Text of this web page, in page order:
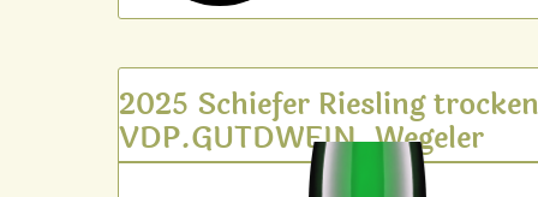
2025 Schiefer Riesling
VDP.GUTDWEIN, Wegeler